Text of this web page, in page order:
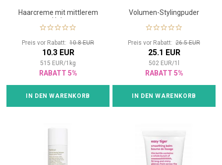
Haarcreme mit mittlerem
Halt
Preis vor Rabatt: 10.8 EUR
10.3 EUR
515 EUR/1 kg
RABATT 5%
IN DEN WARENKORB
Volumen-Stylingpuder
Preis vor Rabatt: 26.5 EUR
25.1 EUR
502 EUR/1
RABATT 5%
IN DEN WARENKORB